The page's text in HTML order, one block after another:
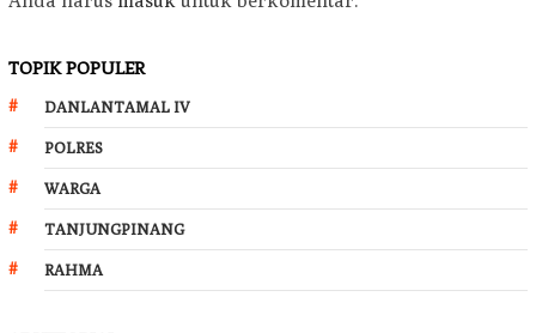
TOPIK POPULER
DANLANTAMAL IV
POLRES
WARGA
TANJUNGPINANG
RAHMA